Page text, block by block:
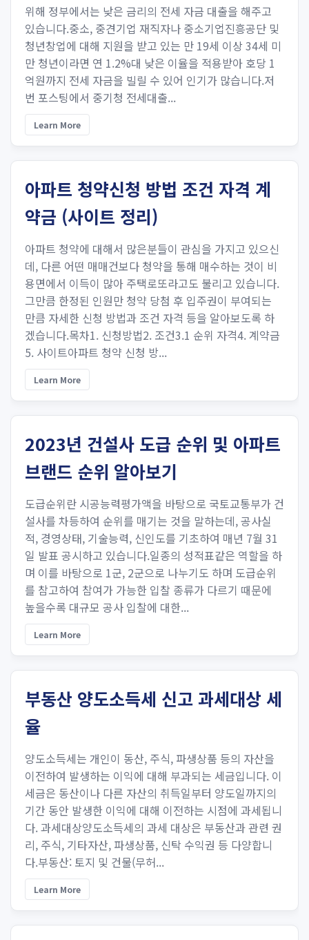
위해 정부에서는 낮은 금리의 전세 자금 대출을 해주고
있습니다.중소, 중견기업 재직자나 중소기업진흥공단 및
청년창업에 대해 지원을 받고 있는 만 19세 이상 34세 미
만 청년이라면 연 1.2%대 낮은 이율을 적용받아 호당 1
억원까지 전세 자금을 빌릴 수 있어 인기가 많습니다.저
번 포스팅에서 중기청 전세대출...
Learn More
아파트 청약신청 방법 조건 자격 계
약금 (사이트 정리)
아파트 청약에 대해서 많은분들이 관심을 가지고 있으신
데, 다른 어떤 매매건보다 청약을 통해 매수하는 것이 비
용면에서 이득이 많아 주택로또라고도 불리고 있습니다.
그만큼 한정된 인원만 청약 당첨 후 입주권이 부여되는
만큼 자세한 신청 방법과 조건 자격 등을 알아보도록 하
겠습니다.목차1. 신청방법2. 조건3.1 순위 자격4. 계약금
5. 사이트아파트 청약 신청 방...
Learn More
2023년 건설사 도급 순위 및 아파트
브랜드 순위 알아보기
도급순위란 시공능력평가액을 바탕으로 국토교통부가 건
설사를 차등하여 순위를 매기는 것을 말하는데, 공사실
적, 경영상태, 기술능력, 신인도를 기초하여 매년 7월 31
일 발표 공시하고 있습니다.일종의 성적표같은 역할을 하
며 이를 바탕으로 1군, 2군으로 나누기도 하며 도급순위
를 참고하여 참여가 가능한 입찰 종류가 다르기 때문에
높을수록 대규모 공사 입찰에 대한...
Learn More
부동산 양도소득세 신고 과세대상 세
율
양도소득세는 개인이 동산, 주식, 파생상품 등의 자산을
이전하여 발생하는 이익에 대해 부과되는 세금입니다. 이
세금은 동산이나 다른 자산의 취득일부터 양도일까지의
기간 동안 발생한 이익에 대해 이전하는 시점에 과세됩니
다. 과세대상양도소득세의 과세 대상은 부동산과 관련 권
리, 주식, 기타자산, 파생상품, 신탁 수익권 등 다양합니
다.부동산: 토지 및 건물(무허...
Learn More